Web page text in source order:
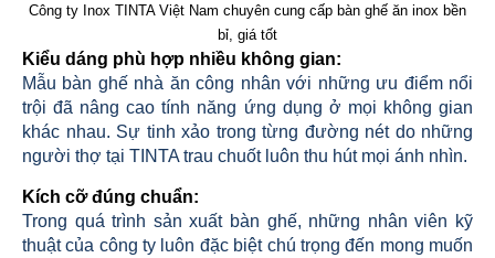
Công ty Inox TINTA Việt Nam chuyên cung cấp bàn ghế ăn inox bền
bỉ, giá tốt
Kiểu dáng phù hợp nhiều không gian:
Mẫu bàn ghế nhà ăn công nhân với những ưu điểm nổi
trội đã nâng cao tính năng ứng dụng ở mọi không gian
khác nhau. Sự tinh xảo trong từng đường nét do những
người thợ tại TINTA trau chuốt luôn thu hút mọi ánh nhìn.
Kích cỡ đúng chuẩn:
Trong quá trình sản xuất bàn ghế, những nhân viên kỹ
thuật của công ty luôn đặc biệt chú trọng đến mong muốn